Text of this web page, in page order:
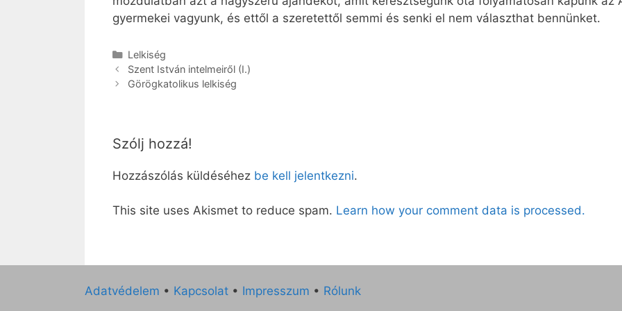
gyermekei vagyunk, és ettől a szeretettől semmi és senki el nem választhat bennünket.
Kategória
Lelkiség
Szent István intelmeiről (I.)
Görögkatolikus lelkiség
Szólj hozzá!
Hozzászólás küldéséhez be kell jelentkezni.
This site uses Akismet to reduce spam. Learn how your comment data is processed.
Adatvédelem • Kapcsolat • Impresszum • Rólunk